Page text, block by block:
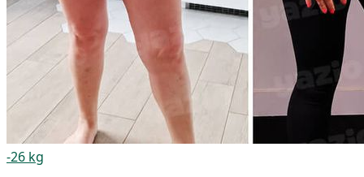
-26 kg